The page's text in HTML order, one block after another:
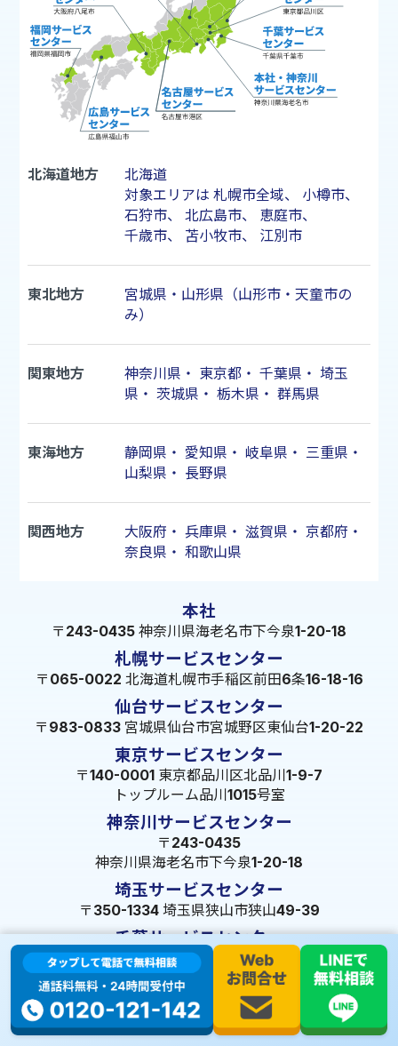
北海道地方
北海道
対象エリアは 札幌市全域、 小樽市、
石狩市、 北広島市、 恵庭市、
千歳市、 苫小牧市、 江別市
東北地方
宮城県・山形県（山形市・天童市の
み）
関東地方 神奈川県 ・ 東京都・ 千葉県 ・ 埼玉
県 ・ 茨城県 ・ 栃木県 ・ 群馬県
東海地方 静岡県 ・ 愛知県 ・ 岐阜県 ・ 三重県 ・
山梨県 ・ 長野県
関西地方 大阪府 ・ 兵庫県 ・ 滋賀県 ・ 京都府 ・
奈良県 ・ 和歌山県
本社
〒243-0435 神奈川県海老名市下今泉1-20-18
札幌サービスセンター
〒065-0022 北海道札幌市手稲区前田6条16-18-16
仙台サービスセンター
〒983-0833 宮城県仙台市宮城野区東仙台1-20-22
東京サービスセンター
〒140-0001 東京都品川区北品川1-9-7
トップルーム品川1015号室
神奈川サービスセンター
〒243-0435
神奈川県海老名市下今泉1-20-18
埼玉サービスセンター
〒350-1334 埼玉県狭山市狭山49-39
千葉サービスセンター
〒264-0016
千葉県千葉市若葉区大宮町1288-7
茨城サービスセンター
〒309-1717 茨城県笠間市旭町322-2 102号